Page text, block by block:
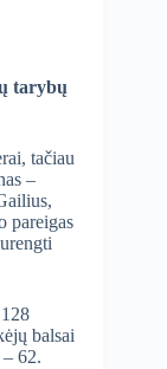
tarybų
tačiau
–
pareigas
balsai
62.